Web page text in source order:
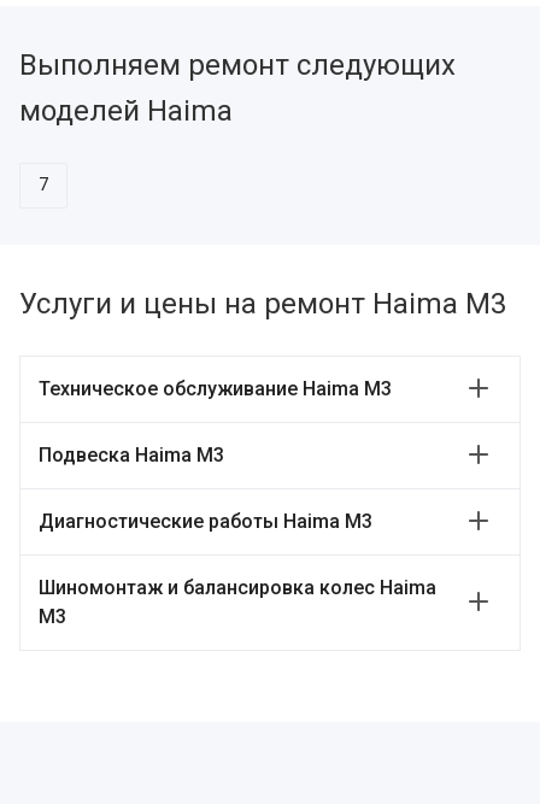
Выполняем ремонт следующих
моделей Haima
7
Услуги и цены на ремонт Haima M3
Техническое обслуживание Haima M3
Подвеска Haima M3
Диагностические работы Haima M3
Шиномонтаж и балансировка колес Haima
M3